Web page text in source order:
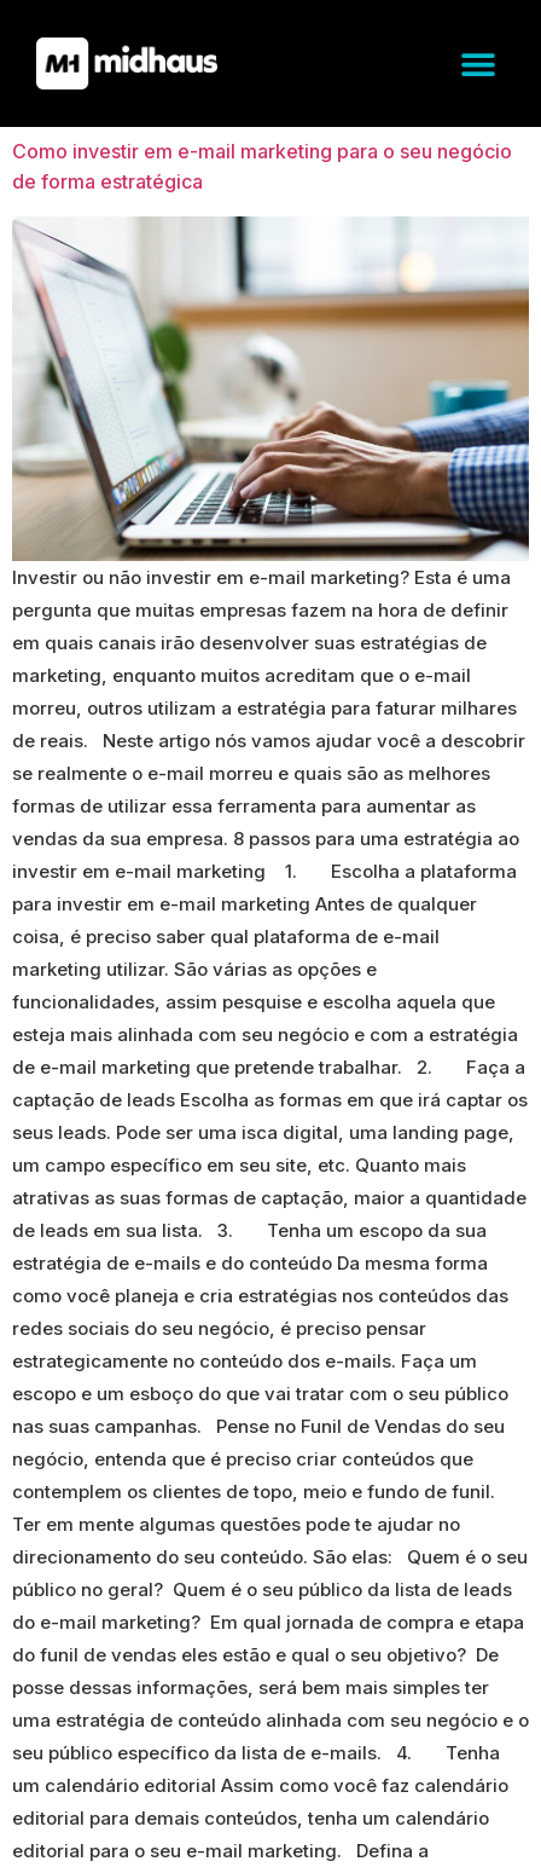
Como investir em e-mail marketing para o seu negócio
de forma estratégica
Investir ou não investir em e-mail marketing? Esta é uma
pergunta que muitas empresas fazem na hora de definir
em quais canais irão desenvolver suas estratégias de
marketing, enquanto muitos acreditam que o e-mail
morreu, outros utilizam a estratégia para faturar milhares
de reais. Neste artigo nós vamos ajudar você a descobrir
se realmente o e-mail morreu e quais são as melhores
formas de utilizar essa ferramenta para aumentar as
vendas da sua empresa. 8 passos para uma estratégia ao
investir em e-mail marketing 1. Escolha a plataforma
para investir em e-mail marketing Antes de qualquer
coisa, é preciso saber qual plataforma de e-mail
marketing utilizar. São várias as opções e
funcionalidades, assim pesquise e escolha aquela que
esteja mais alinhada com seu negócio e com a estratégia
de e-mail marketing que pretende trabalhar. 2. Faça a
captação de leads Escolha as formas em que irá captar os
seus leads. Pode ser uma isca digital, uma landing page,
um campo específico em seu site, etc. Quanto mais
atrativas as suas formas de captação, maior a quantidade
de leads em sua lista. 3. Tenha um escopo da sua
estratégia de e-mails e do conteúdo Da mesma forma
como você planeja e cria estratégias nos conteúdos das
redes sociais do seu negócio, é preciso pensar
estrategicamente no conteúdo dos e-mails. Faça um
escopo e um esboço do que vai tratar com o seu público
nas suas campanhas. Pense no Funil de Vendas do seu
negócio, entenda que é preciso criar conteúdos que
contemplem os clientes de topo, meio e fundo de funil.
Ter em mente algumas questões pode te ajudar no
direcionamento do seu conteúdo. São elas: Quem é o seu
público no geral? Quem é o seu público da lista de leads
do e-mail marketing? Em qual jornada de compra e etapa
do funil de vendas eles estão e qual o seu objetivo? De
posse dessas informações, será bem mais simples ter
uma estratégia de conteúdo alinhada com seu negócio e o
seu público específico da lista de e-mails. 4. Tenha
um calendário editorial Assim como você faz calendário
editorial para demais conteúdos, tenha um calendário
editorial para o seu e-mail marketing. Defina a